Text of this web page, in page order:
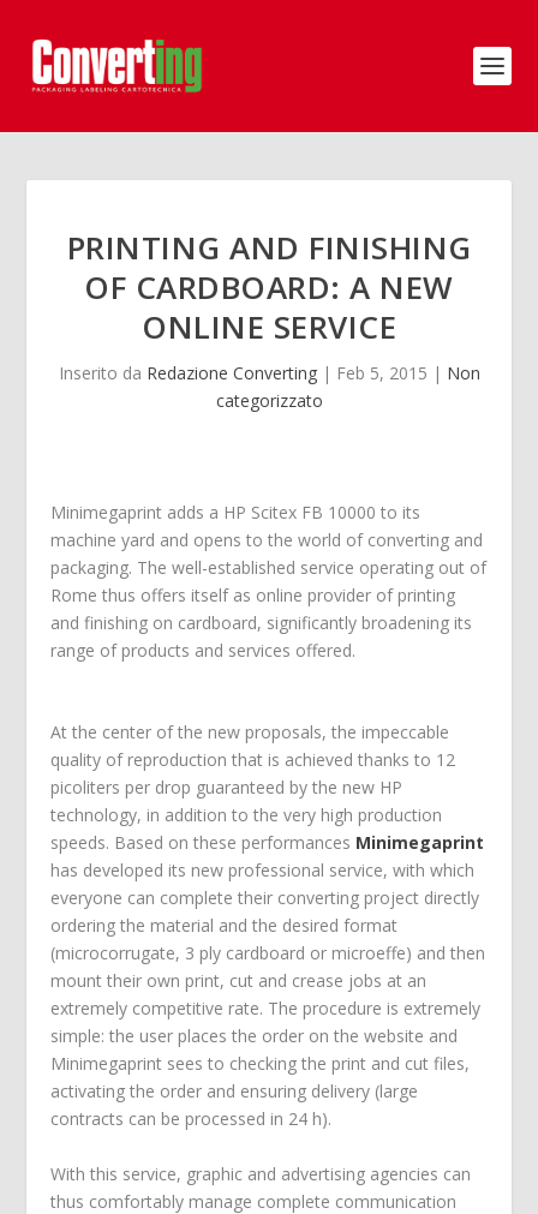
PRINTING AND FINISHING
OF CARDBOARD: A NEW
ONLINE SERVICE
Inserito da Redazione Converting| Feb 5, 2015 | Non
categorizzato
Minimegaprint adds a HP Scitex FB 10000 to its
machine yard and opens to the world of converting and
packaging. The well-established service operating out of
Rome thus offers itself as online provider of printing
and finishing on cardboard, significantly broadening its
range of products and services offered.
At the center of the new proposals, the impeccable
quality of reproduction that is achieved thanks to 12
picoliters per drop guaranteed by the new HP
technology, in addition to the very high production
speeds. Based on these performances Minimegaprint
has developed its new professional service, with which
everyone can complete their converting project directly
ordering the material and the desired format
(microcorrugate, 3 ply cardboard or microeffe) and then
mount their own print, cut and crease jobs at an
extremely competitive rate. The procedure is extremely
simple: the user places the order on the website and
Minimegaprint sees to checking the print and cut files,
activating the order and ensuring delivery (large
contracts can be processed in 24 h).
With this service, graphic and advertising agencies can
thus comfortably manage complete communication